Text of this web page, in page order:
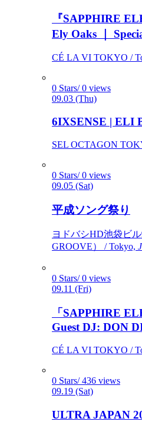
『SAPPHIRE
Ely Oaks ｜
CÉ LA VI TOKYO /
0 Stars/ 0 views
09.03 (Thu)
6IXSENSE | ELI
SEL OCTAGON
0 Stars/ 0 views
09.05 (Sat)
平成ソング祭り
ヨドバシHD池袋ビ
GROOVE） / Tokyo,
0 Stars/ 0 views
09.11 (Fri)
「SAPPHIRE
Guest DJ: DON
CÉ LA VI TOKYO /
0 Stars/ 436 views
09.19 (Sat)
ULTRA JAPAN